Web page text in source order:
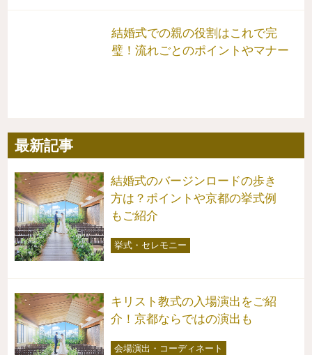
結婚式での親の役割はこれで完
璧！流れごとのポイントやマナー
最新記事
結婚式のバージンロードの歩き
方は？ポイントや京都の挙式例
もご紹介
挙式・セレモニー
キリスト教式の入場演出をご紹
介！京都ならではの演出も
会場演出・コーディネート